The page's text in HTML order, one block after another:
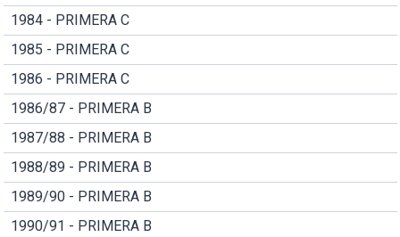
1984 - PRIMERA C
1985 - PRIMERA C
1986 - PRIMERA C
1986/87 - PRIMERA B
1987/88 - PRIMERA B
1988/89 - PRIMERA B
1989/90 - PRIMERA B
1990/91 - PRIMERA B